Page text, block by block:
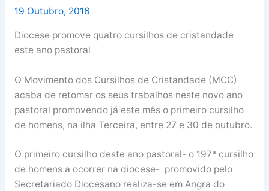
19 Outubro, 2016
Diocese promove quatro cursilhos de cristandade
este ano pastoral
O Movimento dos Cursilhos de Cristandade (MCC)
acaba de retomar os seus trabalhos neste novo ano
pastoral promovendo já este mês o primeiro cursilho
de homens, na ilha Terceira, entre 27 e 30 de outubro.
O primeiro cursilho deste ano pastoral- o 197ª cursilho
de homens a ocorrer na diocese- promovido pelo
Secretariado Diocesano realiza-se em Angra do